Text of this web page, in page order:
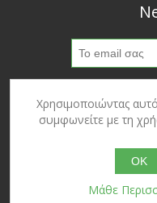
Copyright ©
Χρησιμοποιώντας
συμφωνείτε με τη
OK
Μάθε